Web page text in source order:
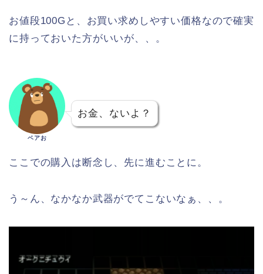
お値段100Gと、お買い求めしやすい価格なので確実
に持っておいた方がいいが、、。
ベアお
お金、ないよ？
ここでの購入は断念し、先に進むことに。
う～ん、なかなか武器がでてこないなぁ、、。